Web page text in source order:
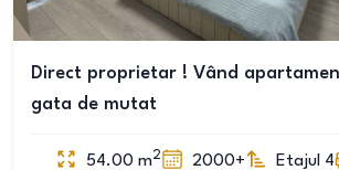
Direct proprietar ! Vând
gata de mutat
54.00 m2 2000+ Etajul 4